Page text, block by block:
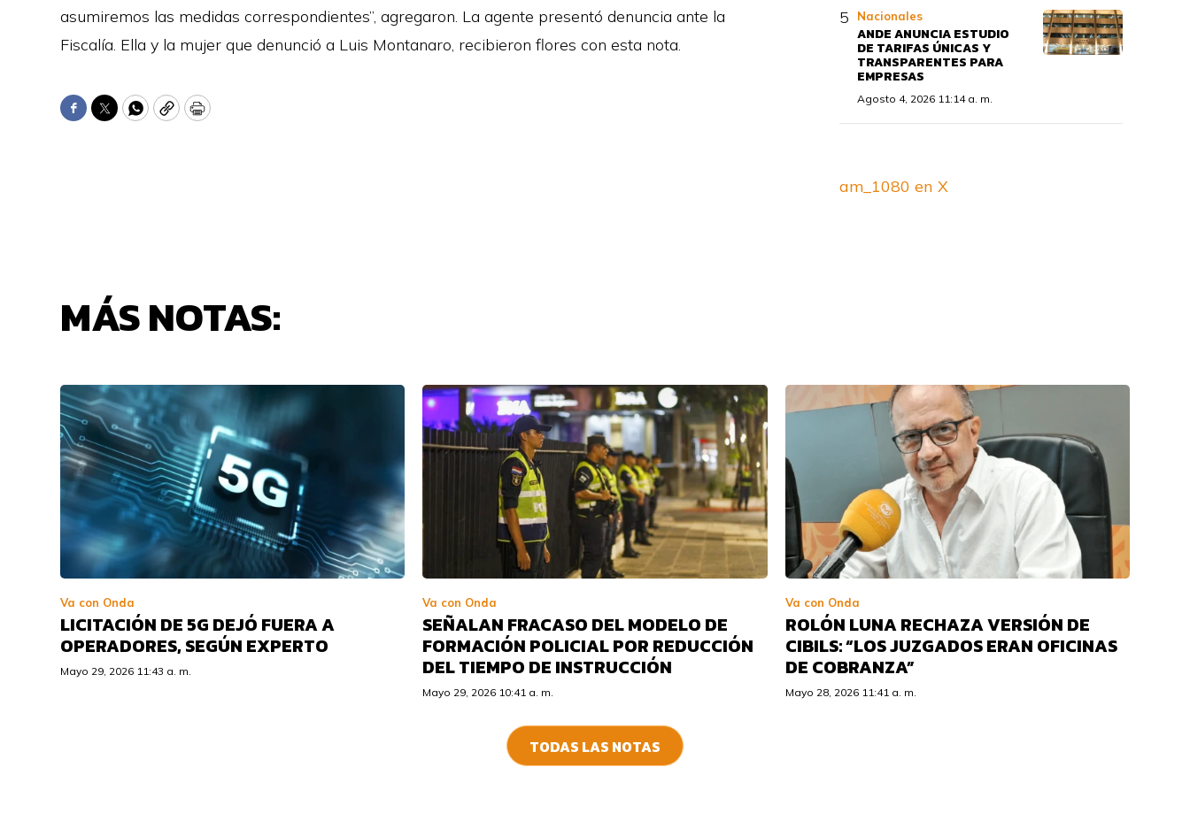
asumiremos las medidas correspondientes”, agregaron. La agente presentó denuncia ante la
Fiscalía. Ella y la mujer que denunció a Luis Montanaro, recibieron flores con esta nota.
Facebook
TwitterWhatsApp
CopyPrint
Nacionales
ANDE ANUNCIA ESTUDIO
DE TARIFAS ÚNICAS Y
TRANSPARENTES PARA
EMPRESAS
Agosto 4, 2026 11:14 a. m.
am_1080 en X
MÁS NOTAS:
Va con Onda
LICITACIÓN DE 5G DEJÓ FUERA A
OPERADORES, SEGÚN EXPERTO
Mayo 29, 2026 11:43 a. m.
Va con Onda
SEÑALAN FRACASO DEL MODELO DE
FORMACIÓN POLICIAL POR REDUCCIÓN
DEL TIEMPO DE INSTRUCCIÓN
Mayo 29, 2026 10:41 a. m.
Va con Onda
ROLÓN LUNA RECHAZA VERSIÓN DE
CIBILS: “LOS JUZGADOS ERAN OFICINAS
DE COBRANZA”
Mayo 28, 2026 11:41 a. m.
TODAS LAS NOTAS